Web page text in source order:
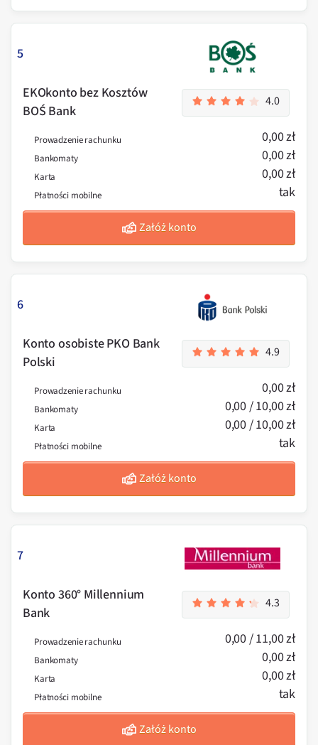
5
EKOkonto bez Kosztów
BOŚ Bank
4.0
Prowadzenie rachunku 0,00 zł
Bankomaty 0,00 zł
Karta 0,00 zł
Płatności mobilne tak
Załóż konto
6
Konto osobiste PKO Bank
Polski
4.9
Prowadzenie rachunku 0,00 zł
Bankomaty 0,00 / 10,00 zł
Karta 0,00 / 10,00 zł
Płatności mobilne tak
Załóż konto
7
Konto 360° Millennium
Bank
4.3
Prowadzenie rachunku 0,00 / 11,00 zł
Bankomaty 0,00 zł
Karta 0,00 zł
Płatności mobilne tak
Załóż konto